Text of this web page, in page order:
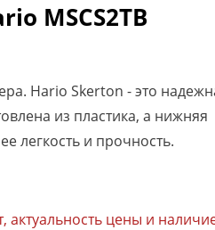
MSCS2TB
Hario Skerton - это
из пластика, а нижняя
легкость и прочность.
актуальность цены и